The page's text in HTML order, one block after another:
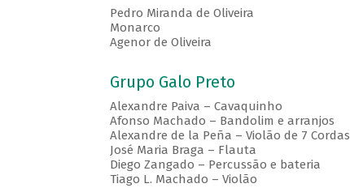
Pedro Miranda de Oliveira
Monarco
Agenor de Oliveira
Grupo Galo Preto
Alexandre Paiva – Cavaquinho
Afonso Machado – Bandolim e arranjos
Alexandre de la Peña – Violão de 7 Cordas
José Maria Braga – Flauta
Diego Zangado – Percussão e bateria
Tiago L. Machado – Violão